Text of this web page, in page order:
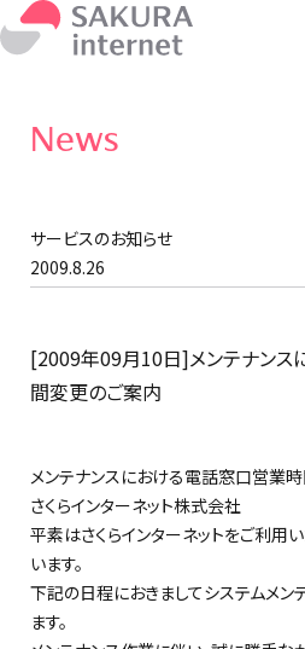
News
サービスのお知らせ
2009.8.26
[2009年09月10日]メンテナンス
間変更のご案内
メンテナンスにおける電話窓口営業
さくらインターネット株式会社
平素はさくらインターネットをご利用
います。
下記の日程におきましてシステムメン
ます。